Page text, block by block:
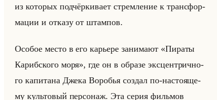
из ко­то­рых под­чёр­ки­ва­ет стрем­ле­ние к транс­фор­
ма­ции и от­ка­зу от штам­пов.
Осо­бое место в его ка­рье­ре за­ни­ма­ют «Пираты
Карибского моря», где он в об­ра­зе экс­цен­трич­но­
го ка­пи­та­на Джека Во­ро­бья со­здал по-на­сто­яще­
му культо­вый пер­со­наж. Эта серия фильмов